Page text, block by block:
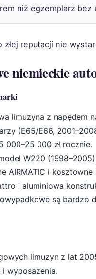
niż egzemplarz bez
złej reputacji nie
niemieckie
limuzyna z napędem
(E65/E66,
000–25 000 zł rocznie.
W220
AIRMATIC i
i aluminiowa
są
limuzyn z lat
wyposażenia.